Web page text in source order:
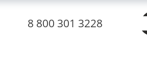
8 800 301 3228